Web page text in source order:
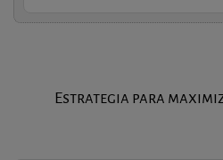
Estrategia para